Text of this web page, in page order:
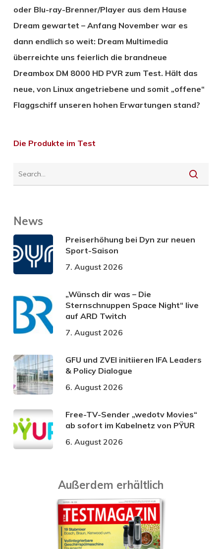
oder Blu-ray-Brenner/Player aus dem Hause
Dream gewartet – Anfang November war es
dann endlich so weit: Dream Multimedia
überreichte uns feierlich die brandneue
Dreambox DM 8000 HD PVR zum Test. Hält das
neue, von Linux angetriebene und somit „offene“
Flaggschiff unseren hohen Erwartungen stand?
Die Produkte im Test
News
Preiserhöhung bei Dyn zur neuen
Sport-Saison
7. August 2026
„Wünsch dir was – Die
Sternschnuppen Space Night“ live
auf ARD Twitch
7. August 2026
GFU und ZVEI initiieren IFA Leaders
& Policy Dialogue
6. August 2026
Free-TV-Sender „wedotv Movies“
ab sofort im Kabelnetz von PŸUR
6. August 2026
Außerdem erhältlich